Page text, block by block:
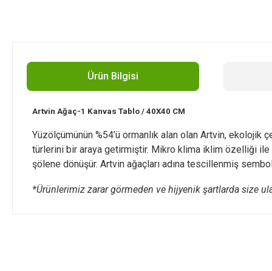
Ürün Bilgisi
Artvin Ağaç-1 Kanvas Tablo / 40X40 CM
Yüzölçümünün %54’ü ormanlık alan olan Artvin,
türlerini bir araya getirmiştir. Mikro klima iklim özelliği ile
şölene dönüşür. Artvin ağaçları adına tescillenmiş
*Ürünlerimiz zarar görmeden ve hijyenik şartlarda size